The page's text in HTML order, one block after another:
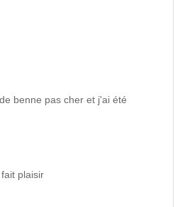
benne pas cher et j'ai été
plaisir